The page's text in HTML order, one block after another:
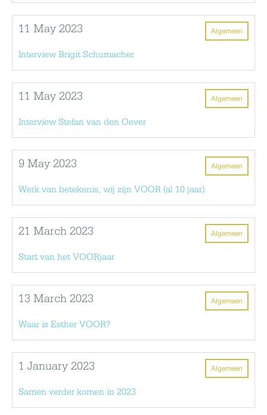
Algemeen
11 May 2023
Interview Brigit Schumacher
Algemeen
11 May 2023
Interview Stefan van den Oever
Algemeen
9 May 2023
Werk van betekenis, wij zijn VOOR (al 10 jaar).
Algemeen
21 March 2023
Start van het VOORjaar
Algemeen
13 March 2023
Waar is Esther VOOR?
Algemeen
1 January 2023
Samen verder komen in 2023